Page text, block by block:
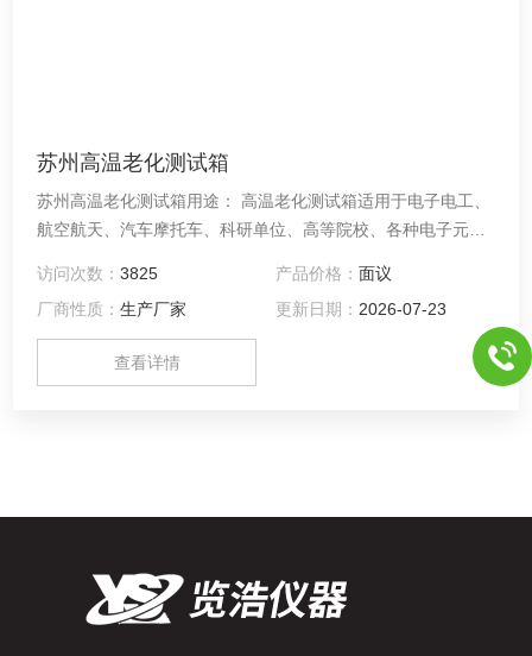
苏州高温老化测试箱
苏州高温老化测试箱用途： 高温老化测试箱适用于电子电工、
航空航天、汽车摩托车、科研单位、高等院校、各种电子元气
和使用时的适应性试验，检测其各性能指标。
访问次数：3825 产品价格： 面议
厂商性质：生产厂家 更新日期： 2026-07-23
查看详情